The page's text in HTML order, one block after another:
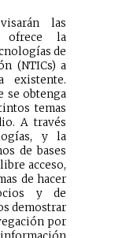
las
ofrece la
de
(NTICs) a
existente.
se obtenga
temas
A través
y la
de bases
acceso,
de hacer
y de
demostrar
por